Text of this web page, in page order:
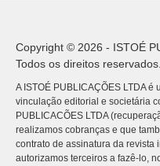
Copyright © 2026 - ISTOÉ
Todos os direitos reservados.
A ISTOÉ PUBLICAÇÕES LTDA
vinculação editorial e societária
PUBLICACÕES LTDA
realizamos cobranças e que
contrato de assinatura da revista
autorizamos terceiros a fazê-lo,